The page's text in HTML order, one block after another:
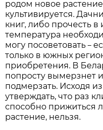
родом новое
культивируется.
книг, либо прочесть в
температура
могу посоветовать–
только в южных
приобретения. В
попросту вымерзнет
подмерзать. Исходя
утверждать, что раз
способно прижиться
растение, нельзя.